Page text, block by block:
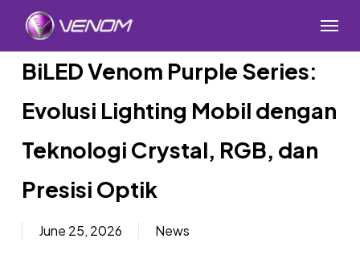
content
Menu
BiLED Venom Purple Series:
Evolusi Lighting Mobil dengan
Teknologi Crystal, RGB, dan
Presisi Optik
June 25, 2026 News